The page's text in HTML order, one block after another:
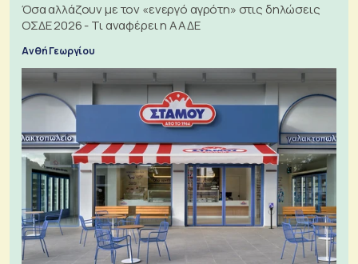
Όσα αλλάζουν με τον «ενεργό αγρότη» στις δηλώσεις
ΟΣΔΕ 2026 - Τι αναφέρει η ΑΑΔΕ
Ανθή Γεωργίου